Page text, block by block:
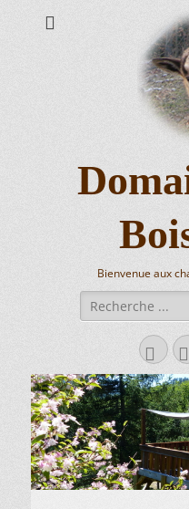
Bienvenue aux
Rechercher :